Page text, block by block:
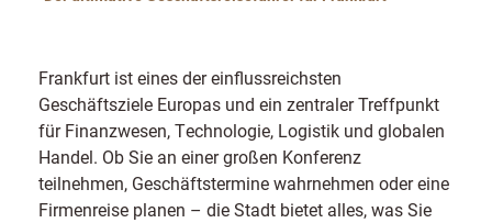
Frankfurt ist eines der einflussreichsten
Geschäftsziele Europas und ein zentraler Treffpunkt
für Finanzwesen, Technologie, Logistik und globalen
Handel. Ob Sie an einer großen Konferenz
teilnehmen, Geschäftstermine wahrnehmen oder eine
Firmenreise planen – die Stadt bietet alles, was Sie